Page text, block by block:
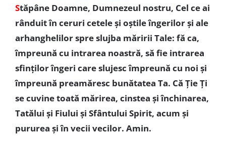
Stăpâne Doamne, Dumnezeul nostru, Cel ce ai
rânduit în ceruri cetele și oștile îngerilor și ale
arhanghelilor spre slujba măririi Tale: fă ca,
împreună cu intrarea noastră, să fie intrarea
sfinților îngeri care slujesc împreună cu noi și
împreună preamăresc bunătatea Ta. Că Ție Ți
se cuvine toată mărirea, cinstea și închinarea,
Tatălui și Fiului și Sfântului Spirit, acum și
pururea și în vecii vecilor. Amin.